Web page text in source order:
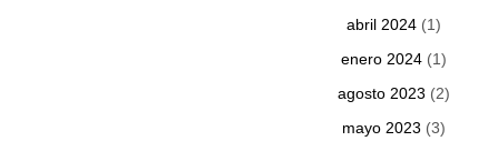
abril 2024(1)
enero 2024(1)
agosto 2023 (2)
mayo 2023 (3)